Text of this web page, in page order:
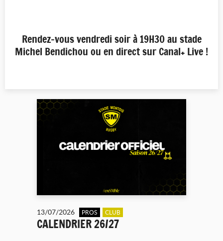
Rendez-vous vendredi soir à 19H30 au stade
Michel Bendichou ou en direct sur Canal+ Live !
13/07/2026 PROS CLUB
CALENDRIER 26/27